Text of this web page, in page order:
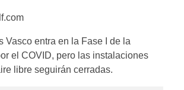
Vasco entra en la Fase I de la
el COVID, pero las instalaciones
libre seguirán cerradas.